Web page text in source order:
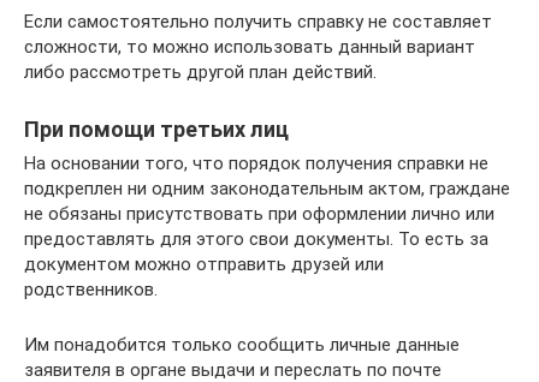
Если самостоятельно получить справку не составляет
сложности, то можно использовать данный вариант
либо рассмотреть другой план действий.
При помощи третьих лиц
На основании того, что порядок получения справки не
подкреплен ни одним законодательным актом, граждане
не обязаны присутствовать при оформлении лично или
предоставлять для этого свои документы. То есть за
документом можно отправить друзей или
родственников.
Им понадобится только сообщить личные данные
заявителя в органе выдачи и переслать по почте